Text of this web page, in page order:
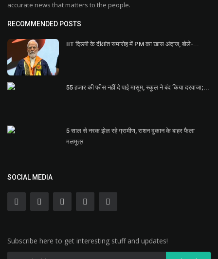
accurate news that matters to the people.
RECOMMENDED POSTS
IIT दिल्ली के दीक्षांत समारोह में PM का खास अंदाज, बोले-...
55 हजार की फीस नहीं दे पाई मासूम, स्कूल ने बंद किया दरवाजा;...
5 साल से नरक झेल रहे ग्रामीण, राशन दुकान के बाहर फैला
मलमूत्र
SOCIAL MEDIA
Subscribe here to get interesting stuff and updates!